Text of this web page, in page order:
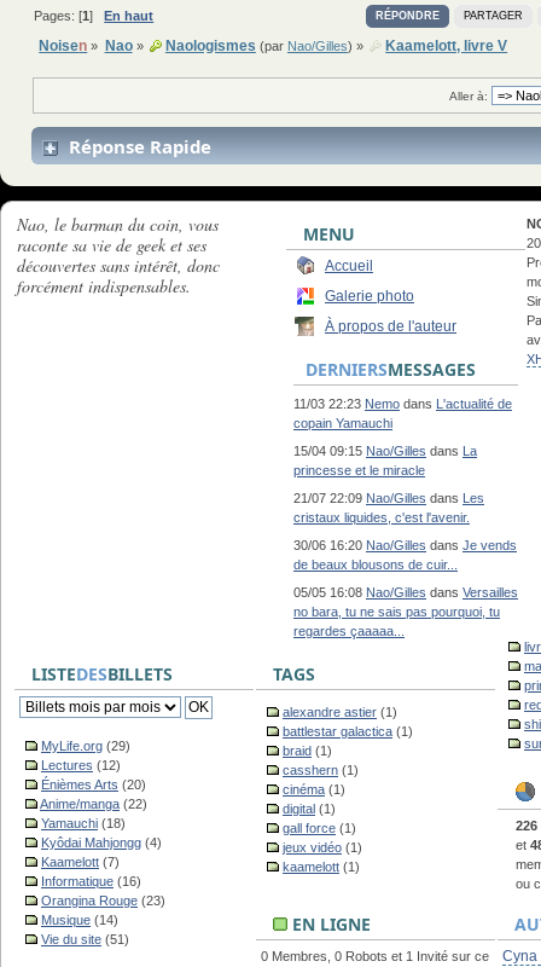
RÉPONDRE PARTAGER
Pages: [1]En haut
Noisen » Nao» Naologismes (par Nao/Gilles) » Kaamelott, livre V
Aller à:
Réponse Rapide
Nao, le barman du coin, vous
raconte sa vie de geek et ses
découvertes sans intérêt, donc
forcément indispensables.
MENU
Accueil
Galerie photo
À propos de l'auteur
DERNIERSMESSAGES
11/03 22:23 Nemo dans L'actualité de
copain Yamauchi
15/04 09:15 Nao/Gilles dans La
princesse et le miracle
21/07 22:09 Nao/Gilles dans Les
cristaux liquides, c'est l'avenir.
30/06 16:20 Nao/Gilles dans Je vends
de beaux blousons de cuir...
05/05 16:08 Nao/Gilles dans Versailles
no bara, tu ne sais pas pourquoi, tu
regardes çaaaaa...
LISTEDESBILLETS
MyLife.org (29)
Lectures (12)
Énièmes Arts (20)
Anime/manga (22)
Yamauchi (18)
Kyôdai Mahjongg (4)
Kaamelott (7)
Informatique (16)
Orangina Rouge (23)
Musique (14)
Vie du site (51)
TAGS
alexandre astier (1)
battlestar galactica (1)
braid (1)
casshern (1)
cinéma (1)
digital (1)
gall force (1)
jeux vidéo (1)
kaamelott (1)
226
et
ou
EN LIGNE
0 Membres, 0 Robots et 1 Invité sur ce
Cyna